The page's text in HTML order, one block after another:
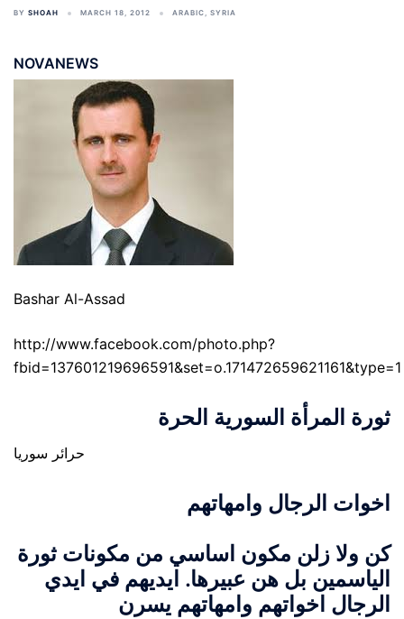
BY SHOAH MARCH 18, 2012 ARABIC, SYRIA
NOVANEWS
Bashar Al-Assad
http://www.facebook.com/photo.php?
fbid=137601219696591&set=o.171472659621161&type=1
ثورة المرأة السورية الحرة
حرائر سوريا
اخوات الرجال وامهاتهم
كن ولا زلن مكون اساسي من مكونات ثورة
الياسمين بل هن عبيرها. ايديهم في ايدي
الرجال اخواتهم وامهاتهم يسرن